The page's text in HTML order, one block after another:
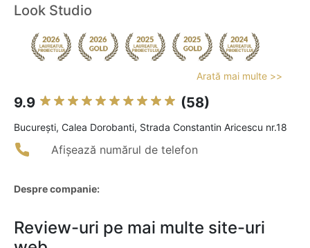
Look Studio
Arată mai multe >>
9.9 (58)
Bucureşti, Calea Dorobanti, Strada Constantin Aricescu nr.18
Afișează numărul de telefon
Despre companie:
Review-uri pe mai multe site-uri